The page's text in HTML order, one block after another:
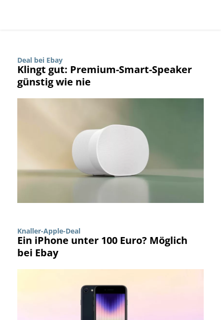
Deal bei Ebay
Klingt gut: Premium-Smart-Speaker
günstig wie nie
Knaller-Apple-Deal
Ein iPhone unter 100 Euro? Möglich
bei Ebay